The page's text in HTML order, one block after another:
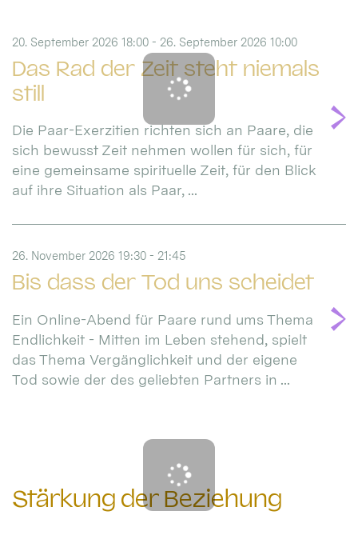
Das Rad der Zeit steht niemals
still
20. September 2026 18:00 - 26. September 2026 10:00
Die Paar-Exerzitien richten sich an Paare, die
sich bewusst Zeit nehmen wollen für sich, für
eine gemeinsame spirituelle Zeit, für den Blick
auf ihre Situation als Paar, ...
Bis dass der Tod uns scheidet
26. November 2026 19:30 - 21:45
Ein Online-Abend für Paare rund ums Thema
Endlichkeit - Mitten im Leben stehend, spielt
das Thema Vergänglichkeit und der eigene
Tod sowie der des geliebten Partners in ...
Stärkung der Beziehung